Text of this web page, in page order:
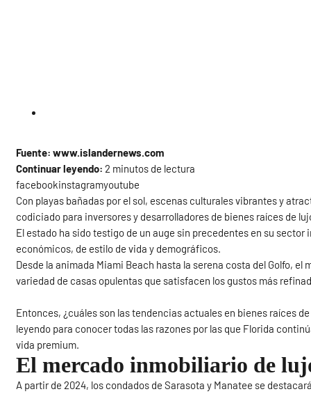
Fuente: www.islandernews.com
Continuar leyendo: 2 minutos de lectura
facebookinstagramyoutube
Con playas bañadas por el sol, escenas culturales vibrantes y
codiciado para inversores y desarrolladores de bienes raíces de
El estado ha sido testigo de un auge sin precedentes en su
económicos, de estilo de vida y demográficos.
Desde la animada Miami Beach hasta la serena costa del Golfo,
variedad de casas opulentas que satisfacen los gustos más
Entonces, ¿cuáles son las tendencias actuales en bienes raíces
leyendo para conocer todas las razones por las que Florida
vida premium.
El mercado inmobiliario de
A partir de 2024, los condados de Sarasota y Manatee se